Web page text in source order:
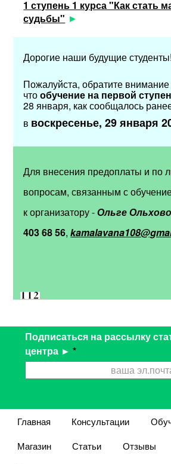
1 ступень 1 курса "Как стать
судьбы"
Дорогие наши будущие студенты!
Пожалуйста, обратите внимание
чтообучение на первой
28 января, как сообщалось
в воскресенье, 29 января
Для внесения предоплаты и по
вопросам, связанным с
к организатору -Ольге
403 68 56,
Подписаться на рассылку
центра ► *
Главная Консультации
Магазин
Статьи Отзывы